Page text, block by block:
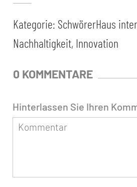
Kategorie: SchwörerHaus
Nachhaltigkeit, Innovation
0 KOMMENTARE
Hinterlassen Sie Ihren